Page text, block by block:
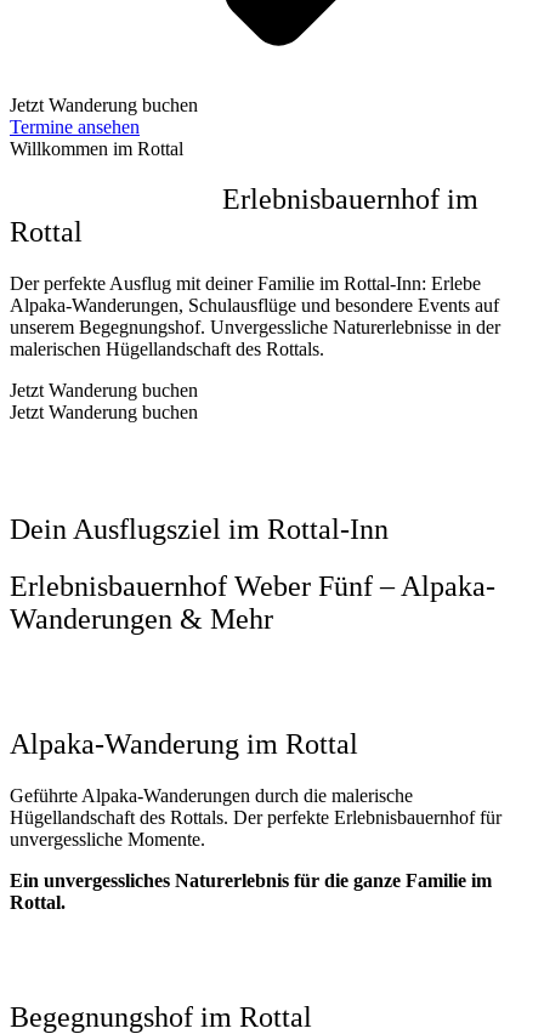
Jetzt Wanderung buchen
Termine ansehen
Willkommen im Rottal
Erlebnisbauernhof im
Rottal
Der perfekte Ausflug mit deiner Familie im Rottal-Inn: Erlebe
Alpaka-Wanderungen, Schulausflüge und besondere Events auf
unserem Begegnungshof. Unvergessliche Naturerlebnisse in der
malerischen Hügellandschaft des Rottals.
Jetzt Wanderung buchen
Jetzt Wanderung buchen
Dein Ausflugsziel im Rottal-Inn
Erlebnisbauernhof Weber Fünf – Alpaka-
Wanderungen & Mehr
Alpaka-Wanderung im Rottal
Geführte Alpaka-Wanderungen durch die malerische
Hügellandschaft des Rottals. Der perfekte Erlebnisbauernhof für
unvergessliche Momente.
Ein unvergessliches Naturerlebnis für die ganze Familie im
Rottal.
Begegnungshof im Rottal